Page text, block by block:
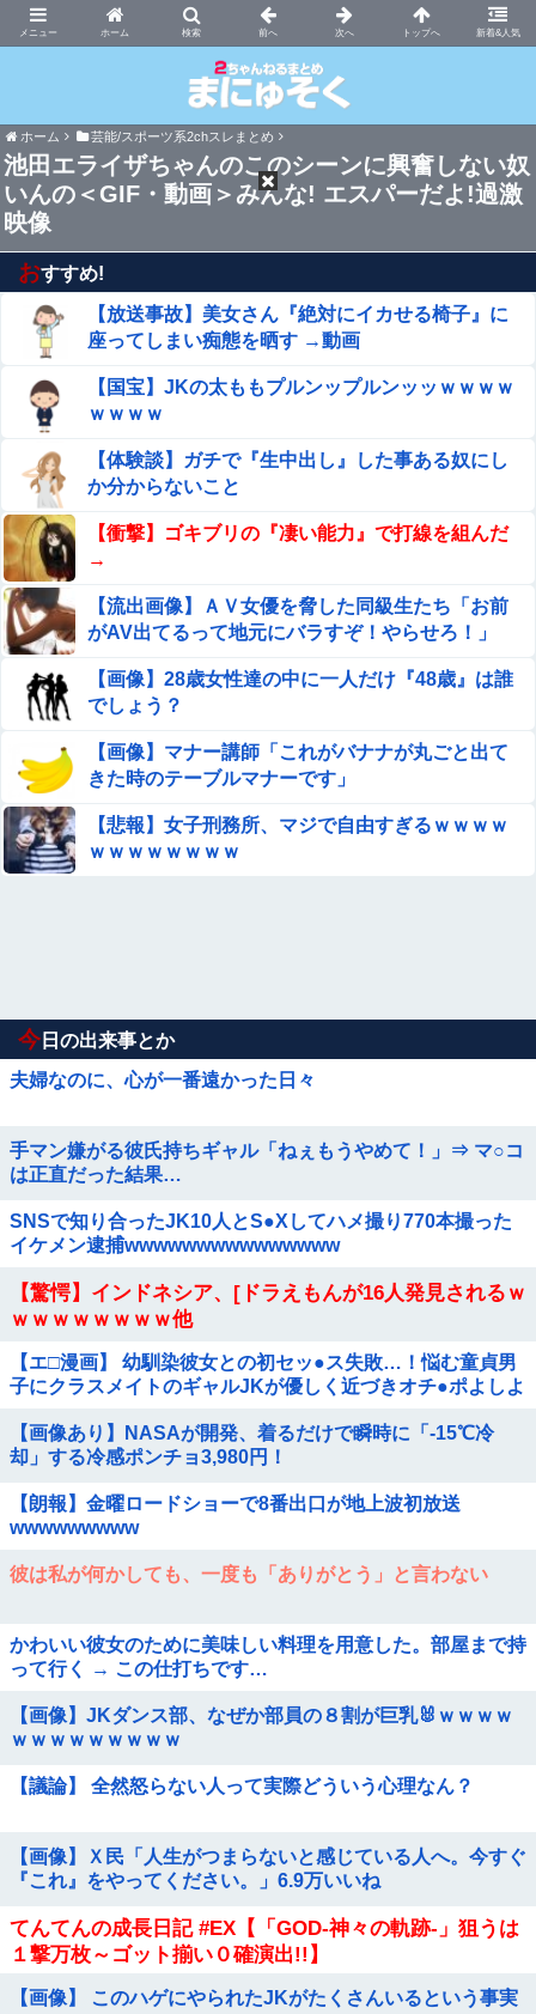
ホーム 新着&人気
まにゅそく 2chまとめニュース速報VIP
ホーム 芸能/スポーツ系2chスレまとめ
池田エライザちゃんのこのシーンに興奮しない奴
いんの＜GIF・動画＞みんな! エスパーだよ!過激
映像
おすすめ!
【放送事故】美女さん『絶対にイカせる椅子』に
座ってしまい痴態を晒す →動画
【国宝】JKの太ももプルンップルンッッｗｗｗｗ
ｗｗｗｗ
【体験談】ガチで『生中出し』した事ある奴にし
か分からないこと
【衝撃】ゴキブリの『凄い能力』で打線を組んだ
→
【流出画像】ＡＶ女優を脅した同級生たち「お前
がAV出てるって地元にバラすぞ！やらせろ！」
【画像】28歳女性達の中に一人だけ『48歳』は誰
でしょう？
【画像】マナー講師「これがバナナが丸ごと出て
きた時のテーブルマナーです」
【悲報】女子刑務所、マジで自由すぎるｗｗｗｗ
ｗｗｗｗｗｗｗｗ
今 日の出来事とか
夫婦なのに、心が一番遠かった日々
手マン嫌がる彼氏持ちギャル「ねぇもうやめて！」⇒ マ○コ
は正直だった結果…
SNSで知り合ったJK10人とS●Xしてハメ撮り770本撮った
イケメン逮捕wwwwwwwwwwwwwww
【驚愕】インドネシア、[ドラえもんが16人発見されるｗ
ｗｗｗｗｗｗｗｗ他
【エ□漫画】 幼馴染彼女との初セッ●ス失敗…！悩む童貞男
子にクラスメイトのギャルJKが優しく近づきオチ●ポよしよ
【画像あり】NASAが開発、着るだけで瞬時に「-15℃冷
却」する冷感ポンチョ3,980円！
【朗報】金曜ロードショーで8番出口が地上波初放送
wwwwwwwww
彼は私が何かしても、一度も「ありがとう」と言わない
かわいい彼女のために美味しい料理を用意した。部屋まで持
って行く → この仕打ちです…
【画像】JKダンス部、なぜか部員の８割が巨乳🐰ｗｗｗｗ
ｗｗｗｗｗｗｗｗｗ
【議論】 全然怒らない人って実際どういう心理なん？
【画像】Ｘ民「人生がつまらないと感じている人へ。今すぐ
『これ』をやってください。」6.9万いいね
てんてんの成長日記 #EX【「GOD-神々の軌跡-」狙うは
１撃万枚～ゴット揃い０確演出!!】
【画像】 このハゲにやられたJKがたくさんいるという事実